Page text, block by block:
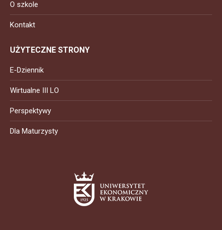
O szkole
Kontakt
UŻYTECZNE STRONY
E-Dziennik
Wirtualne III LO
Perspektywy
Dla Maturzysty